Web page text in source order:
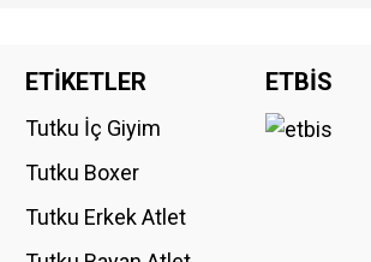
ETİKETLER
Tutku İç Giyim
Tutku Boxer
Tutku Erkek Atlet
ETBİS